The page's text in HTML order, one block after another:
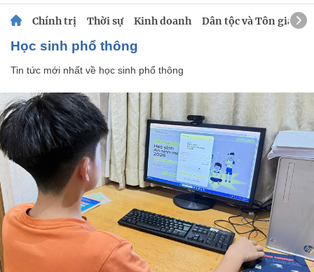
Chính trị Thời sự Kinh doanh Dân tộc và Tôn giáo
học sinh phổ thông
Tin tức mới nhất về học sinh phổ thông